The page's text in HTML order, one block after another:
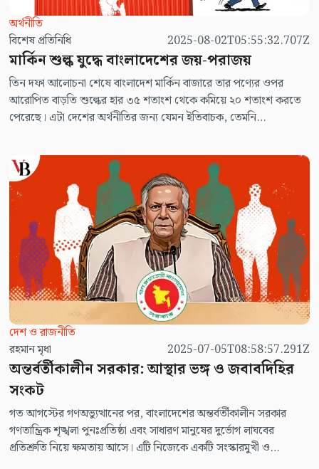
অর্থনীতি
বিশেষ প্রতিনিধি
2025-08-02T05:55:32.707Z
মার্কিন শুল্ক যুদ্ধে বাংলাদেশের জয়-পরাজয়
তিন দফা আলোচনা শেষে বাংলাদেশ মার্কিন বাজারে তার পণ্যের ওপর
আরোপিত বাড়তি শুল্কের হার ৩৫ শতাংশ থেকে কমিয়ে ২০ শতাংশ করতে
পেরেছে। এটা দেশের অর্থনীতির জন্য যেমন ইতিবাচক, তেমনি
এপ্রিল মার্কিন প্রেসিডেন্ট ডোনাল ট্রাম্প যখন প্রথমবার বিভিন্ন দেশের ওপর
বাড়তি শুল্কের পরিমাণ ঘোষণা করলেন, তখন বাংলাদেশের পণ্য থেকে ৩৭
শতাংশ বাড়তি শুল্ক নেয়ার কথা বলেছিলেন। পরে সেই শুল্ক স্থগিত হয়ে
যায়। ড. ইউনূসকে চিঠি দিয়ে ট্রাম্প জানান, ৩৭ নয়, ২ শতাংশ কমিয়ে
বাংলাদেশের ওপর শুল্কের পরিমাণ করা হচ্ছে ৩৫ শতাংশ।
দেশ ও রাজনীতি
রহমান মৃধা
2025-07-05T08:58:57.291Z
অন্তর্বর্তীকালীন সরকার: আস্থার ভঙ্গ ও জবাবদিহির
সংকট
গত আগস্টের গণঅভ্যুত্থানের পর, বাংলাদেশের অন্তর্বর্তীকালীন সরকার
গণতান্ত্রিক শৃঙ্খলা পুনঃপ্রতিষ্ঠা এবং সাধারণ মানুষের দুর্ভোগ লাঘবের
প্রতিশ্রুতি নিয়ে ক্ষমতায় আসে। এটি নিজেকে একটি সংস্কারমুখী ও